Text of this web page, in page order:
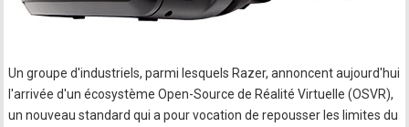
Un groupe d'industriels, parmi lesquels Razer, annoncent aujourd'hui
l'arrivée d'un écosystème Open-Source de Réalité Virtuelle (OSVR),
un nouveau standard qui a pour vocation de repousser les limites du